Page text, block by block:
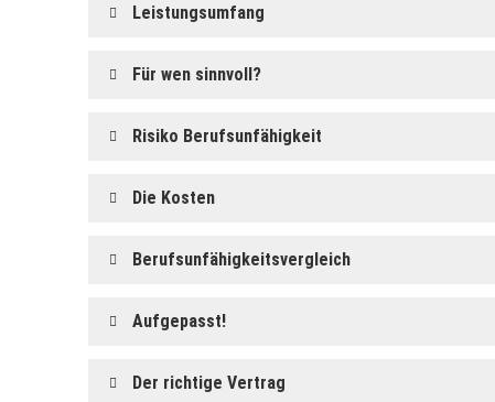
Leistungsumfang
Für wen sinnvoll?
Risiko Berufs­unfähig­keit
Die Kosten
Berufs­unfähig­keitsvergleich
Aufgepasst!
Der richtige Vertrag